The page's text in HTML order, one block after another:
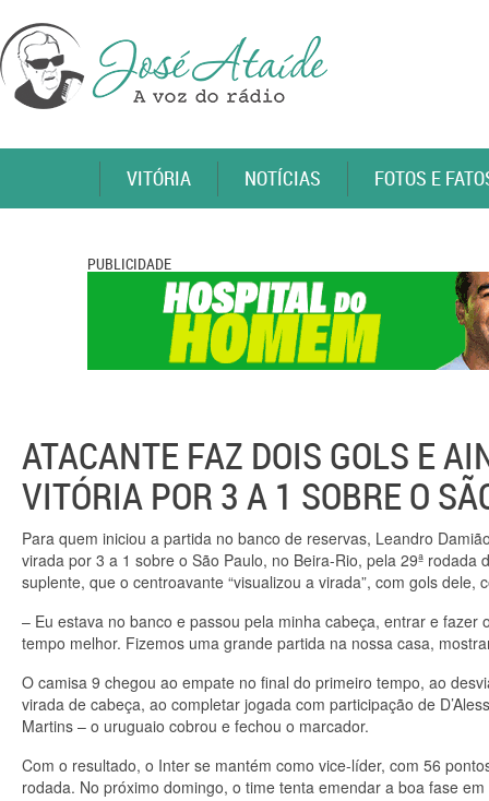
VITÓRIA NOTÍCIAS FOTOS E
PUBLICIDADE
ATACANTE FAZ DOIS GOLS E
VITÓRIA POR 3 A 1 SOBRE O
Para quem iniciou a partida no banco de reservas, Leandro
virada por 3 a 1 sobre o São Paulo, no Beira-Rio, pela 29ª
suplente, que o centroavante “visualizou a virada”, com gols dele,
– Eu estava no banco e passou pela minha cabeça, entrar e
tempo melhor. Fizemos uma grande partida na nossa casa,
O camisa 9 chegou ao empate no final do primeiro tempo, ao
virada de cabeça, ao completar jogada com participação de
Martins – o uruguaio cobrou e fechou o marcador.
Com o resultado, o Inter se mantém como vice-líder, com 56
rodada. No próximo domingo, o time tenta emendar a boa fase